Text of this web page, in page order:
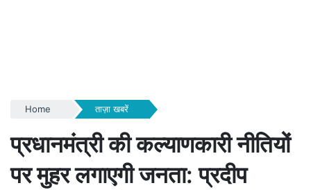
Home ताज़ा खबरें
प्रधानमंत्री की कल्याणकारी नीतियों
पर मुहर लगाएगी जनता: प्रदीप